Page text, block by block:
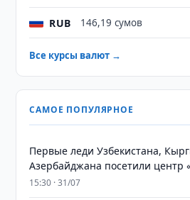
RUB 146,19 сумов
Все курсы валют →
САМОЕ ПОПУЛЯРНОЕ
Первые леди Узбекистана,
Азербайджана посетили центр
15:30 · 31/07